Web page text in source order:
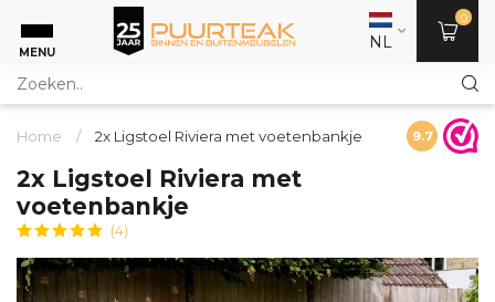
MENU NL
0
Home / 2x Ligstoel Riviera met voetenbankje 9.7
2x Ligstoel Riviera met
voetenbankje
(4)